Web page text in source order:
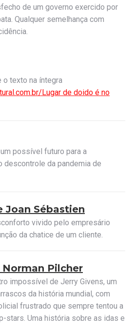
de um governo exercido por
Qualquer semelhança com
o texto na íntegra
Lugar de doido é no
possível futuro para a
descontrole da pandemia de
Joan Sébastien
vivido pelo empresário
da chatice de um cliente.
Norman Pilcher
impossível de Jerry Givens, um
da história mundial, com
frustrado que sempre tentou a
stars. Uma história sobre as idas e